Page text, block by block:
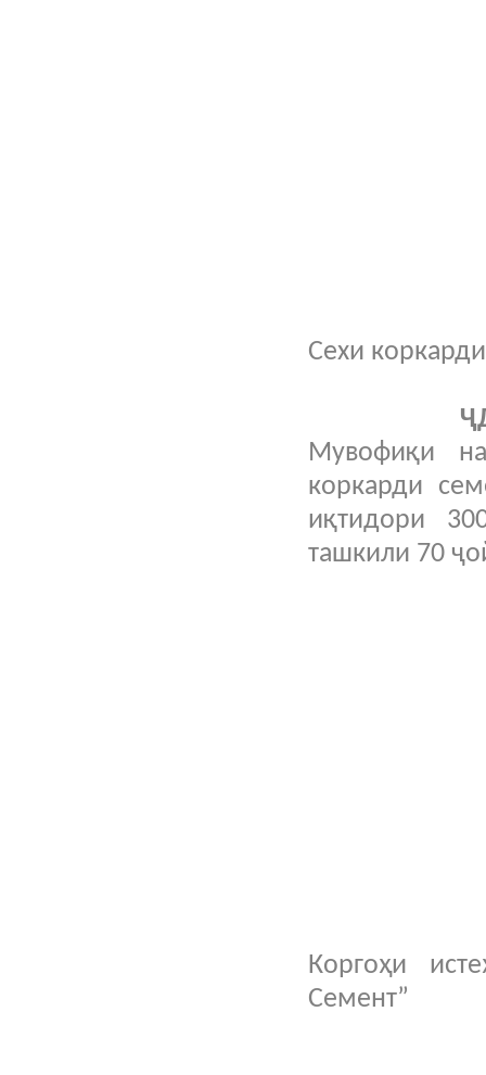
Сехи
Мувофиқи
коркарди
иқтидори
ташкили 70
Коргоҳи
Семент”